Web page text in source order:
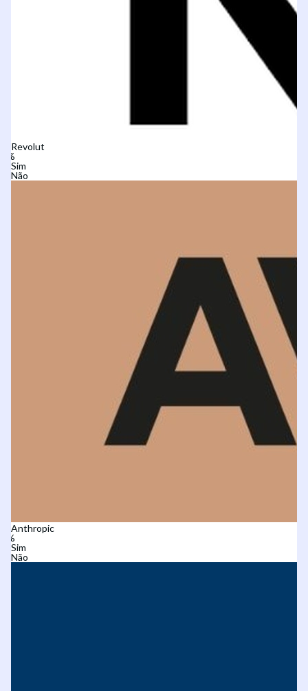
Revolut
Sim
Não
Anthropic
Sim
Não